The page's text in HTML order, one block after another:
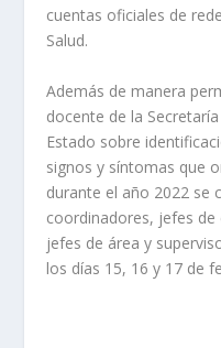
cuentas oficiales de
Salud.
Además de manera
docente de la
Estado sobre
signos y síntomas que
durante el año 2022 se
coordinadores, jefes
jefes de área y
los días 15, 16 y 17 de